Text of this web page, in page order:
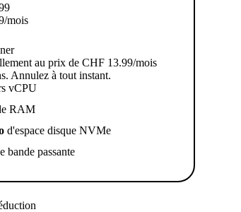
/mois
au prix de CHF 13.99/mois
Annulez à tout instant.
vCPU
RAM
d'espace disque NVMe
bande passante